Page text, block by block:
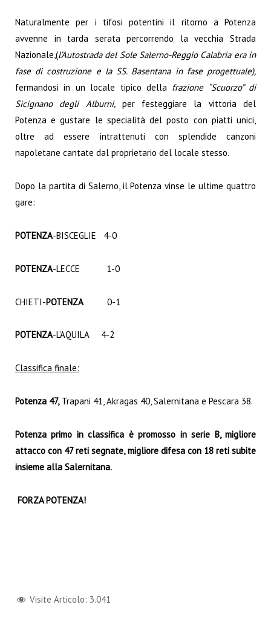
Naturalmente per i tifosi potentini il ritorno a Potenza
avvenne in tarda serata percorrendo la vecchia Strada
Nazionale,(l’Autostrada del Sole Salerno-Reggio Calabria era in
fase di costruzione e la SS. Basentana in fase progettuale),
fermandosi in un locale tipico della frazione “Scuorzo” di
Sicignano degli Alburni,per festeggiare la vittoria del
Potenza e gustare le specialità del posto con piatti unici,
oltre ad essere intrattenuti con splendide canzoni
napoletane cantate dal proprietario del locale stesso.
Dopo la partita di Salerno, il Potenza vinse le ultime quattro
gare:
POTENZA-BISCEGLIE 4-0
POTENZA-LECCE 1-0
CHIETI-POTENZA 0-1
POTENZA-L’AQUILA 4-2
Classifica finale:
Potenza 47,Trapani 41, Akragas 40, Salernitana e Pescara 38.
Potenza primo in classifica è promosso in serie B, migliore
attacco con 47 reti segnate, migliore difesa con 18 reti subite
insieme alla Salernitana.
FORZA POTENZA!
Visite Articolo: 3.041